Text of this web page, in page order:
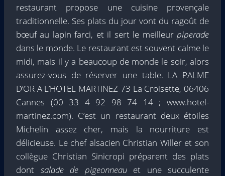
restaurant propose une cuisine provençale
traditionnelle. Ses plats du jour vont du ragoût de
bœuf au lapin farci, et il sert le meilleur piperade
dans le monde. Le restaurant est souvent calme le
midi, mais il y a beaucoup de monde le soir, alors
assurez-vous de réserver une table. LA PALME
D’OR A L’HOTEL MARTINEZ 73 La Croisette, 06406
Cannes (00 33 4 92 98 74 14 ; www.hotel-
martinez.com). C’est un restaurant deux étoiles
Michelin assez cher, mais la nourriture est
délicieuse. Le chef alsacien Christian Willer et son
collègue Christian Sinicropi préparent des plats
dont salade de pigeonneauet une succulente